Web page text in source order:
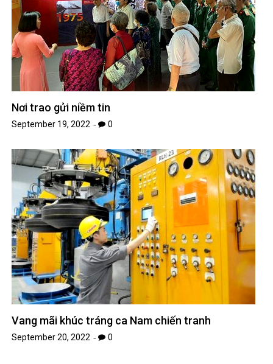
Nơi trao gửi niềm tin
September 19, 2022 0
Vang mãi khúc tráng ca Nam chiến tranh
September 20, 2022 0